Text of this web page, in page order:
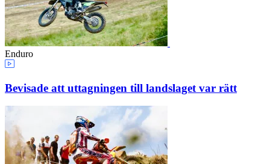
Enduro
Bevisade att uttagningen till landslaget var rätt